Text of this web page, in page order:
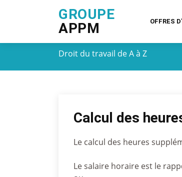
GROUPE
APPM
OFFRES
Droit du travail de A à Z
Calcul des
Le calcul des heures
Le salaire horaire est le